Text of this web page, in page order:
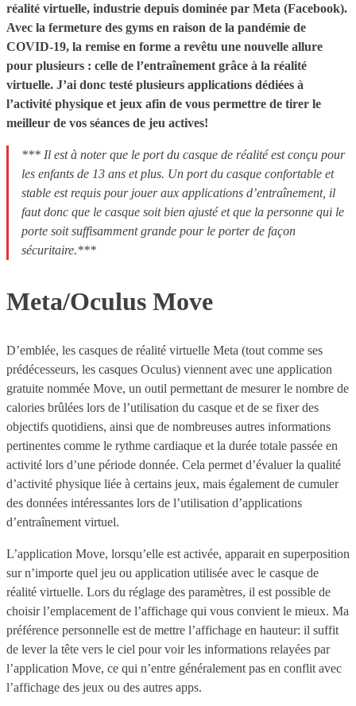
réalité virtuelle, industrie depuis dominée par Meta (Facebook).
Avec la fermeture des gyms en raison de la pandémie de
COVID-19, la remise en forme a revêtu une nouvelle allure
pour plusieurs : celle de l’entraînement grâce à la réalité
virtuelle. J’ai donc testé plusieurs applications dédiées à
l’activité physique et jeux afin de vous permettre de tirer le
meilleur de vos séances de jeu actives!
*** Il est à noter que le port du casque de réalité est conçu pour
les enfants de 13 ans et plus. Un port du casque confortable et
stable est requis pour jouer aux applications d’entraînement, il
faut donc que le casque soit bien ajusté et que la personne qui le
porte soit suffisamment grande pour le porter de façon
sécuritaire.***
Meta/Oculus Move
D’emblée, les casques de réalité virtuelle Meta (tout comme ses
prédécesseurs, les casques Oculus) viennent avec une application
gratuite nommée Move, un outil permettant de mesurer le nombre de
calories brûlées lors de l’utilisation du casque et de se fixer des
objectifs quotidiens, ainsi que de nombreuses autres informations
pertinentes comme le rythme cardiaque et la durée totale passée en
activité lors d’une période donnée. Cela permet d’évaluer la qualité
d’activité physique liée à certains jeux, mais également de cumuler
des données intéressantes lors de l’utilisation d’applications
d’entraînement virtuel.
L’application Move, lorsqu’elle est activée, apparait en superposition
sur n’importe quel jeu ou application utilisée avec le casque de
réalité virtuelle. Lors du réglage des paramètres, il est possible de
choisir l’emplacement de l’affichage qui vous convient le mieux. Ma
préférence personnelle est de mettre l’affichage en hauteur: il suffit
de lever la tête vers le ciel pour voir les informations relayées par
l’application Move, ce qui n’entre généralement pas en conflit avec
l’affichage des jeux ou des autres apps.